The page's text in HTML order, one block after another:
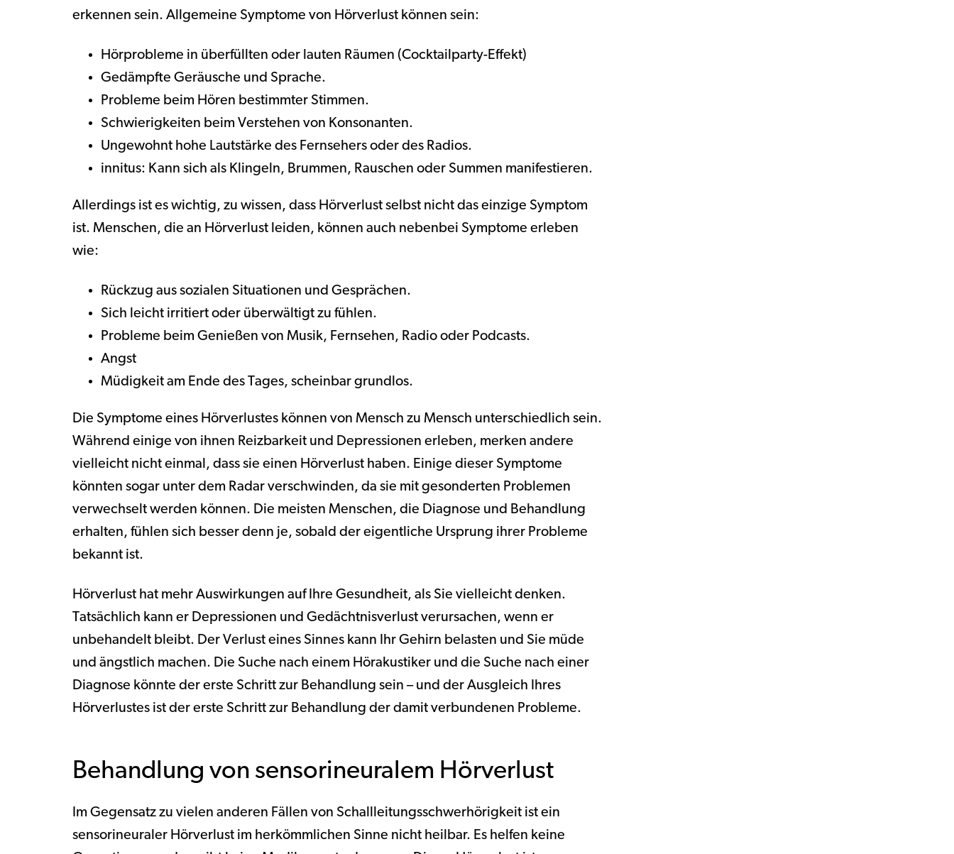
erkennen sein. Allgemeine Symptome von Hörverlust können sein:
Hörprobleme in überfüllten oder lauten Räumen (Cocktailparty-Effekt)
Gedämpfte Geräusche und Sprache.
Probleme beim Hören bestimmter Stimmen.
Schwierigkeiten beim Verstehen von Konsonanten.
Ungewohnt hohe Lautstärke des Fernsehers oder des Radios.
innitus: Kann sich als Klingeln, Brummen, Rauschen oder Summen manifestieren.
Allerdings ist es wichtig, zu wissen, dass Hörverlust selbst nicht das einzige Symptom
ist. Menschen, die an Hörverlust leiden, können auch nebenbei Symptome erleben
wie:
Rückzug aus sozialen Situationen und Gesprächen.
Sich leicht irritiert oder überwältigt zu fühlen.
Probleme beim Genießen von Musik, Fernsehen, Radio oder Podcasts.
Angst
Müdigkeit am Ende des Tages, scheinbar grundlos.
Die Symptome eines Hörverlustes können von Mensch zu Mensch unterschiedlich sein.
Während einige von ihnen Reizbarkeit und Depressionen erleben, merken andere
vielleicht nicht einmal, dass sie einen Hörverlust haben. Einige dieser Symptome
könnten sogar unter dem Radar verschwinden, da sie mit gesonderten Problemen
verwechselt werden können. Die meisten Menschen, die Diagnose und Behandlung
erhalten, fühlen sich besser denn je, sobald der eigentliche Ursprung ihrer Probleme
bekannt ist.
Hörverlust hat mehr Auswirkungen auf Ihre Gesundheit, als Sie vielleicht denken.
Tatsächlich kann er Depressionen und Gedächtnisverlust verursachen, wenn er
unbehandelt bleibt. Der Verlust eines Sinnes kann Ihr Gehirn belasten und Sie müde
und ängstlich machen. Die Suche nach einem Hörakustiker und die Suche nach einer
Diagnose könnte der erste Schritt zur Behandlung sein – und der Ausgleich Ihres
Hörverlustes ist der erste Schritt zur Behandlung der damit verbundenen Probleme.
Behandlung von sensorineuralem Hörverlust
Im Gegensatz zu vielen anderen Fällen von Schallleitungsschwerhörigkeit ist ein
sensorineuraler Hörverlust im herkömmlichen Sinne nicht heilbar. Es helfen keine